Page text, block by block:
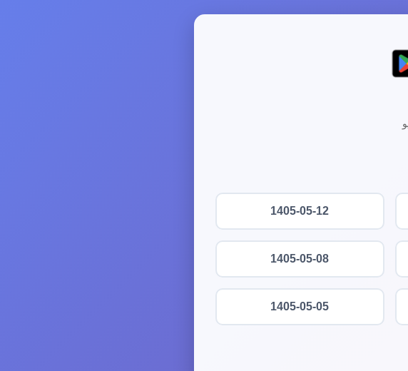
1405-05-12
1405-05-08
1405-05-05